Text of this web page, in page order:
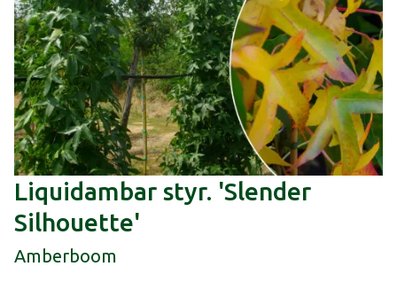
Liquidambar styr. 'Slender
Silhouette'
Amberboom